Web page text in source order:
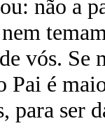
não a
vós. Se
Pai é
para ser